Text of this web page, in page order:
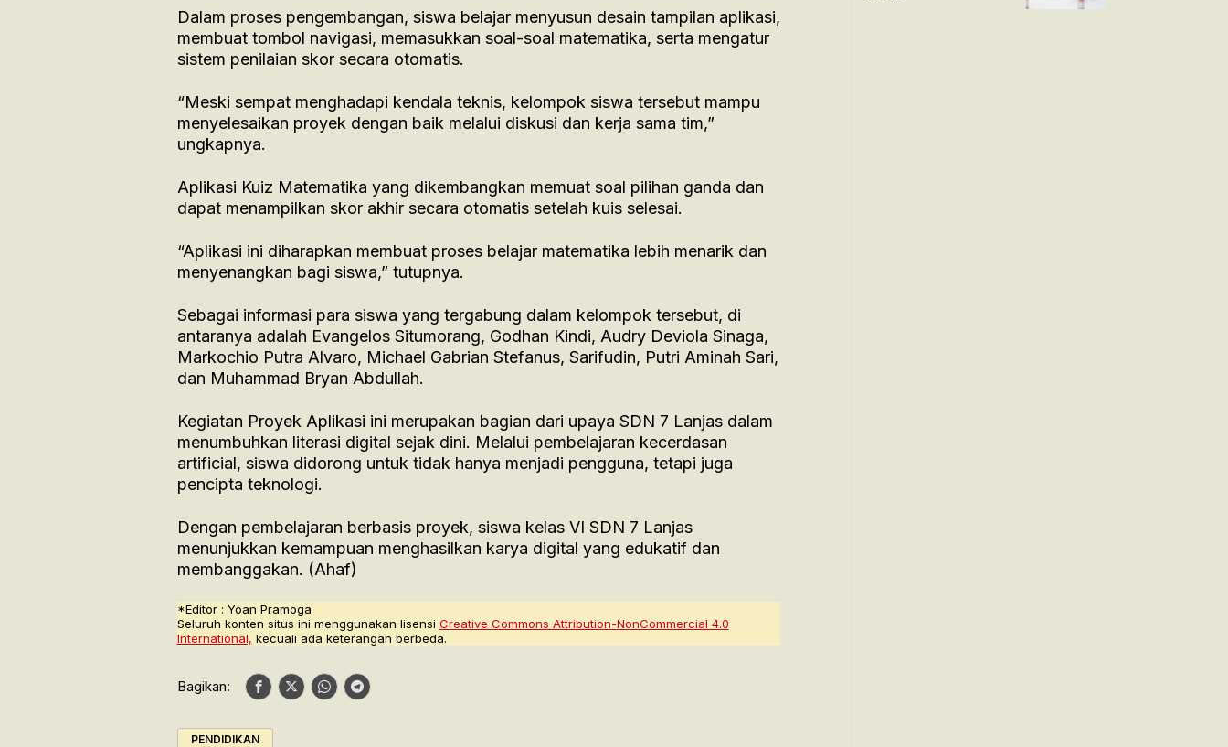
Dalam proses pengembangan, siswa belajar menyusun desain tampilan aplikasi,
membuat tombol navigasi, memasukkan soal-soal matematika, serta mengatur
sistem penilaian skor secara otomatis.
“Meski sempat menghadapi kendala teknis, kelompok siswa tersebut mampu
menyelesaikan proyek dengan baik melalui diskusi dan kerja sama tim,”
ungkapnya.
Aplikasi Kuiz Matematika yang dikembangkan memuat soal pilihan ganda dan
dapat menampilkan skor akhir secara otomatis setelah kuis selesai.
“Aplikasi ini diharapkan membuat proses belajar matematika lebih menarik dan
menyenangkan bagi siswa,” tutupnya.
Sebagai informasi para siswa yang tergabung dalam kelompok tersebut, di
antaranya adalah Evangelos Situmorang, Godhan Kindi, Audry Deviola Sinaga,
Markochio Putra Alvaro, Michael Gabrian Stefanus, Sarifudin, Putri Aminah Sari,
dan Muhammad Bryan Abdullah.
Kegiatan Proyek Aplikasi ini merupakan bagian dari upaya SDN 7 Lanjas dalam
menumbuhkan literasi digital sejak dini. Melalui pembelajaran kecerdasan
artificial, siswa didorong untuk tidak hanya menjadi pengguna, tetapi juga
pencipta teknologi.
Dengan pembelajaran berbasis proyek, siswa kelas VI SDN 7 Lanjas
menunjukkan kemampuan menghasilkan karya digital yang edukatif dan
membanggakan. (Ahaf)
*Editor : Yoan Pramoga
Seluruh konten situs ini menggunakan lisensi Creative Commons Attribution-NonCommercial 4.0
International, kecuali ada keterangan berbeda.
Bagikan:
PENDIDIKAN